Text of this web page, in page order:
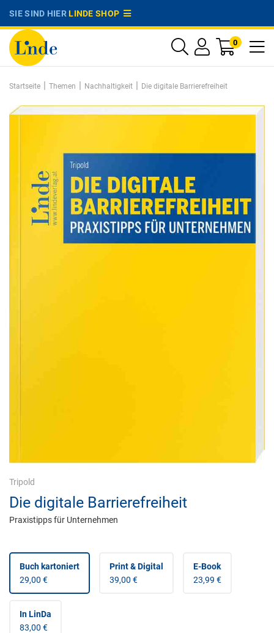
SIE SIND HIERLINDE SHOP
0
Startseite | Themen | Nachhaltigkeit | Die digitale Barrierefreiheit
Tripold
Die digitale Barrierefreiheit
Praxistipps für Unternehmen
Buch kartoniert
29,00 €
Print & Digital
39,00 €
E-Book
23,99 €
In LinDa
83,00 €